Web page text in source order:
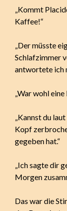
„Kommt
Kaffee!“
„Der müsste
Schlafzimmer
antwortete ich
„War wohl
„Kannst du
Kopf
gegeben hat.“
„Ich sagte dir
Morgen
Das war die